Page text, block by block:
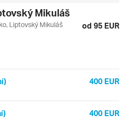
Mikuláš
Liptovský Mikuláš od 95 EUR
400 EUR
400 EUR